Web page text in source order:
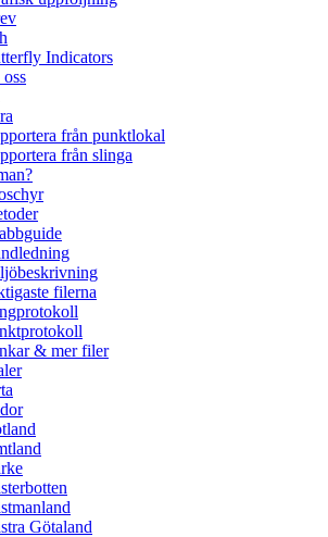
Indicators
från punktlokal
från slinga
filerna
& mer filer
Götaland